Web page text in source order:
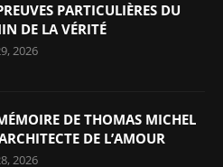
PARTICULIÈRES DU
DE LA VÉRITÉ
2026
DE THOMAS MICHEL
DE L’AMOUR
2026